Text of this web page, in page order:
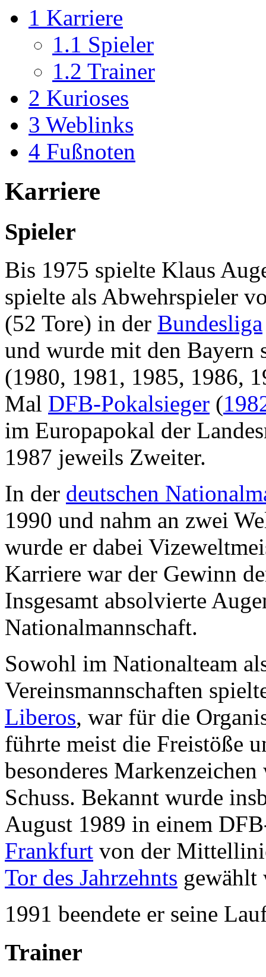
1 Karriere
1.1 Spieler
1.2 Trainer
2 Kurioses
3 Weblinks
4 Fußnoten
Karriere
Spieler
Bis 1975 spielte Klaus
spielte als Abwehrspieler
(52 Tore) in der Bundesliga
und wurde mit den Bayern
(1980, 1981, 1985, 1986,
Mal DFB-Pokalsieger (
im Europapokal der
1987 jeweils Zweiter.
In der deutschen
1990 und nahm an zwei
wurde er dabei
Karriere war der Gewinn
Insgesamt absolvierte
Nationalmannschaft.
Sowohl im Nationalteam
Vereinsmannschaften
Liberos, war für die
führte meist die Freistöße
besonderes
Schuss. Bekannt wurde
August 1989 in einem
Frankfurt von der
Tor des Jahrzehnts gewählt
1991 beendete er seine
Trainer